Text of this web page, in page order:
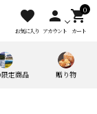
favorite
お気に入り
person
アカウント
0
shopping_cart
カート
定商品 贈り物